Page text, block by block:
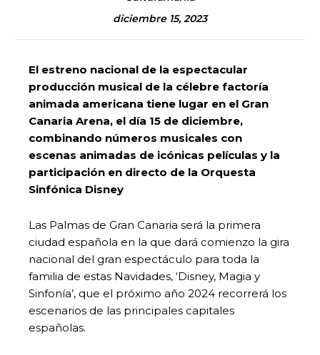
diciembre 15, 2023
El estreno nacional de la espectacular
producción musical de la célebre factoría
animada americana tiene lugar en el Gran
Canaria Arena, el día 15 de diciembre,
combinando números musicales con
escenas animadas de icónicas películas y la
participación en directo de la Orquesta
Sinfónica Disney
Las Palmas de Gran Canaria será la primera
ciudad española en la que dará comienzo la gira
nacional del gran espectáculo para toda la
familia de estas Navidades, ‘Disney, Magia y
Sinfonía’, que el próximo año 2024 recorrerá los
escenarios de las principales capitales
españolas.